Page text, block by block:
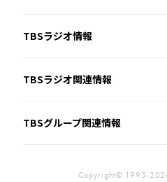
TBSラジオ情報
TBSラジオ関連情報
TBSグループ関連情報
Copyright© 1995-